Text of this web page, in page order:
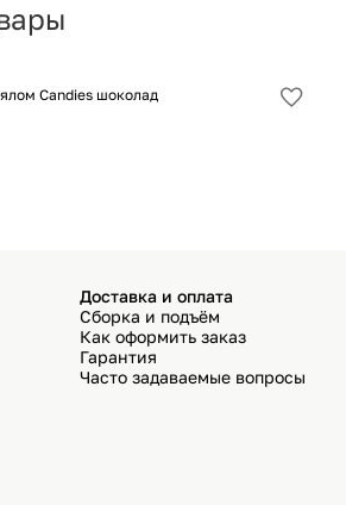
Candies шоколад
Доставка и оплата
Сборка и подъём
Как оформить заказ
Гарантия
Часто задаваемые вопросы